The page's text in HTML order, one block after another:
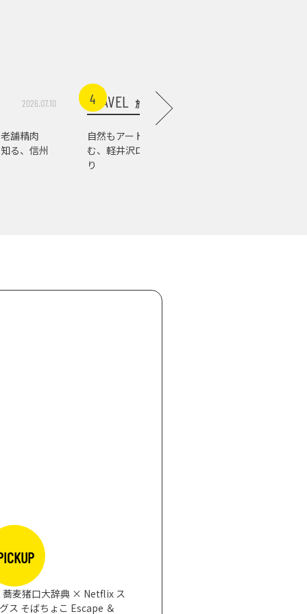
2026.07.10
舗精肉
る、信州
4
TRAVEL 旅行
自然もアートもグルメも楽し
む、軽井沢ローカルスポット巡
り